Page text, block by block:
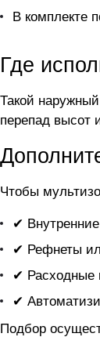
В комплекте
Где
Такой
перепад высот
Чтобы
✔
✔ Рефнеты
✔ Расходные
✔
Подбор